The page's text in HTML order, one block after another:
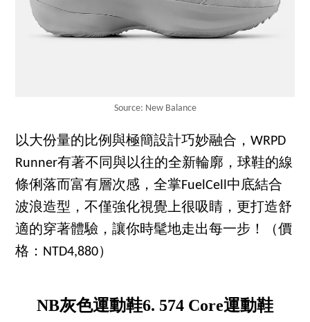
Source: New Balance
以大份量的比例與極簡設計巧妙融合，WRPD
Runner有著不同與以往的全新輪廓，球鞋的線
條俐落而富有層次感，全掌FuelCell中底結合
波浪造型，不僅強化視覺上很吸睛，更打造舒
適的穿著體驗，讓你時髦地走出每一步！（價
格：NTD4,880）
NB灰色運動鞋6. 574 Core運動鞋